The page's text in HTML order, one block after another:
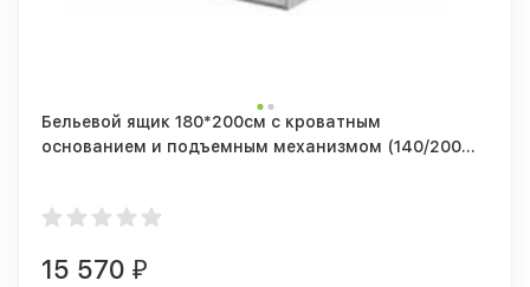
Бельевой ящик 180*200см с кроватным
основанием и подъемным механизмом (140/200
15 570 ₽